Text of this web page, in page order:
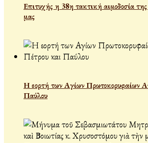
Επιτυχής η 38η τακτική αιμοδοσία
μας
Η εορτή των Αγίων Πρωτοκορυφαίων
Παύλου